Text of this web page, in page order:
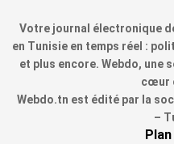
Votre journal électronique
en Tunisie en temps réel :
et plus encore. Webdo, une
cœur
Webdo.tn est édité par la
–